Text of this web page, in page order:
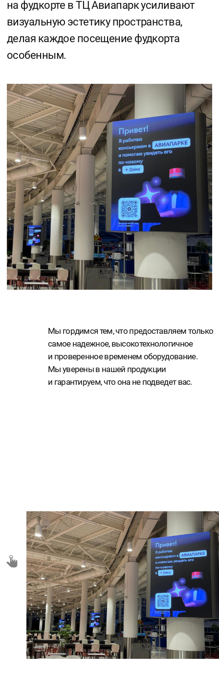
Мы гордимся тем, что предоставляем только
самое надежное, высокотехнологичное
и проверенное временем оборудование.
Мы уверены в нашей продукции
и гарантируем, что она не подведет вас.
ЛЕСНОЙ
ГОРОДОК
( Далее )